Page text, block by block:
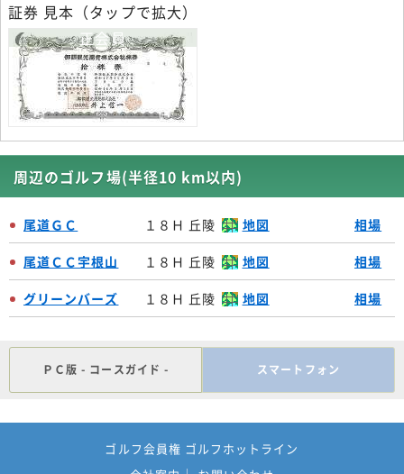
証券 見本（タップで拡大）
正会員
周辺のゴルフ場(半径10 km以内)
尾道ＧＣ １８Ｈ 丘陵 地図 相場
尾道ＣＣ宇根山 １８Ｈ 丘陵 地図 相場
グリーンバーズ １８Ｈ 丘陵 地図 相場
ＰＣ版 - コースガイド - スマートフォン
ゴルフ会員権 ゴルフホットライン